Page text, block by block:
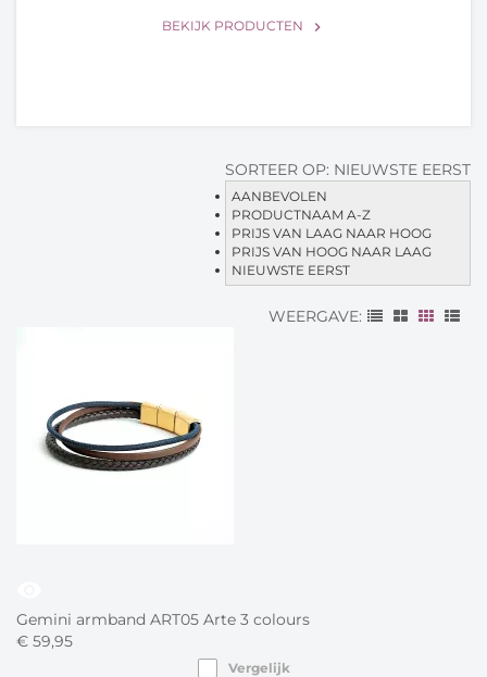
BEKIJK PRODUCTEN keyboard_arrow_right
SORTEER OP: NIEUWSTE EERST
AANBEVOLEN
PRODUCTNAAM A-Z
PRIJS VAN LAAG NAAR HOOG
PRIJS VAN HOOG NAAR LAAG
NIEUWSTE EERST
WEERGAVE:
Gemini armband ART05 Arte 3 colours
€ 59,95
Vergelijk